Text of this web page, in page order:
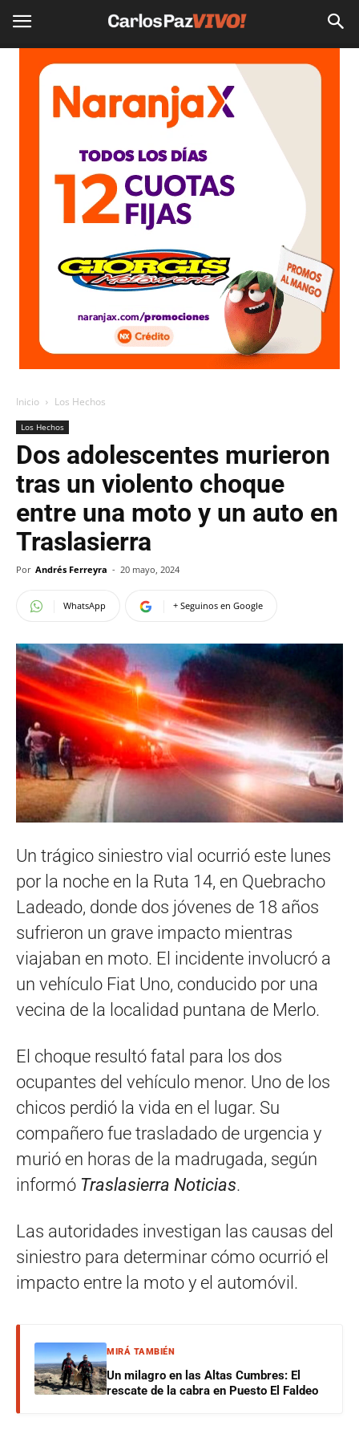
Inicio Los Hechos
Los Hechos
Dos adolescentes murieron
tras un violento choque
entre una moto y un auto en
Traslasierra
Por Andrés Ferreyra - 20 mayo, 2024
WhatsApp + Seguinos en Google
Un trágico siniestro vial ocurrió este lunes
por la noche en la Ruta 14, en Quebracho
Ladeado, donde dos jóvenes de 18 años
sufrieron un grave impacto mientras
viajaban en moto. El incidente involucró a
un vehículo Fiat Uno, conducido por una
vecina de la localidad puntana de Merlo.
El choque resultó fatal para los dos
ocupantes del vehículo menor. Uno de los
chicos perdió la vida en el lugar. Su
compañero fue trasladado de urgencia y
murió en horas de la madrugada, según
informó Traslasierra Noticias.
Las autoridades investigan las causas del
siniestro para determinar cómo ocurrió el
impacto entre la moto y el automóvil.
MIRÁ TAMBIÉN
Un milagro en las Altas Cumbres: El
rescate de la cabra en Puesto El Faldeo